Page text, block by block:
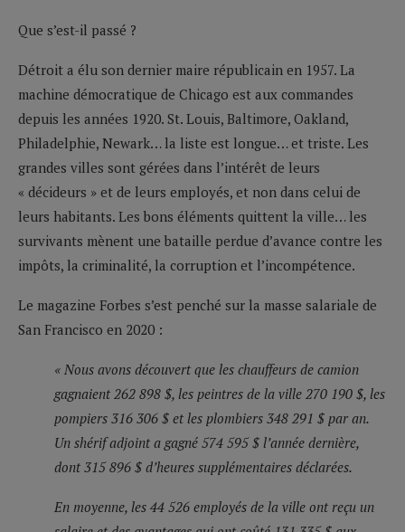
Que s’est-il passé ?
Détroit a élu son dernier maire républicain en 1957. La
machine démocratique de Chicago est aux commandes
depuis les années 1920. St. Louis, Baltimore, Oakland,
Philadelphie, Newark… la liste est longue… et triste. Les
grandes villes sont gérées dans l’intérêt de leurs
« décideurs » et de leurs employés, et non dans celui de
leurs habitants. Les bons éléments quittent la ville… les
survivants mènent une bataille perdue d’avance contre les
impôts, la criminalité, la corruption et l’incompétence.
Le magazine Forbes s’est penché sur la masse salariale de
San Francisco en 2020 :
« Nous avons découvert que les chauffeurs de camion
gagnaient 262 898 $, les peintres de la ville 270 190 $, les
pompiers 316 306 $ et les plombiers 348 291 $ par an.
Un shérif adjoint a gagné 574 595 $ l’année dernière,
dont 315 896 $ d’heures supplémentaires déclarées.
En moyenne, les 44 526 employés de la ville ont reçu un